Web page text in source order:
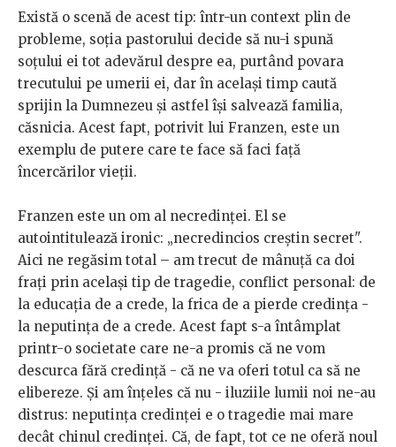
Există o scenă de acest tip: într-un context plin de
probleme, soția pastorului decide să nu-i spună
soțului ei tot adevărul despre ea, purtând povara
trecutului pe umerii ei, dar în același timp caută
sprijin la Dumnezeu și astfel își salvează familia,
căsnicia. Acest fapt, potrivit lui Franzen, este un
exemplu de putere care te face să faci față
încercărilor vieții.
Franzen este un om al necredinței. El se
autointitulează ironic: „necredincios creștin secret".
Aici ne regăsim total – am trecut de mânuță ca doi
frați prin același tip de tragedie, conflict personal: de
la educația de a crede, la frica de a pierde credința -
la neputința de a crede. Acest fapt s-a întâmplat
printr-o societate care ne-a promis că ne vom
descurca fără credință - că ne va oferi totul ca să ne
elibereze. Și am înțeles că nu - iluziile lumii noi ne-au
distrus: neputința credinței e o tragedie mai mare
decât chinul credinței. Că, de fapt, tot ce ne oferă noul